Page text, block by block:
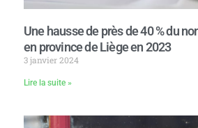
Une hausse de près de 40 % du
en province de Liège en 2023
3 janvier 2024
Lire la suite »